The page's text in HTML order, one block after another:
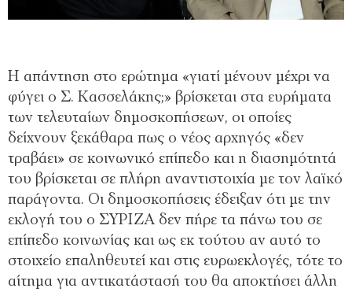
Η απάντηση στο ερώτημα «γιατί μένουν μέχρι να
φύγει ο Σ. Κασσελάκης;» βρίσκεται στα ευρήματα
των τελευταίων δημοσκοπήσεων, οι οποίες
δείχνουν ξεκάθαρα πως ο νέος αρχηγός «δεν
τραβάει» σε κοινωνικό επίπεδο και η διασημότητά
του βρίσκεται σε πλήρη αναντιστοιχία με τον λαϊκό
παράγοντα. Οι δημοσκοπήσεις έδειξαν ότι με την
εκλογή του ο ΣΥΡΙΖΑ δεν πήρε τα πάνω του σε
επίπεδο κοινωνίας και ως εκ τούτου αν αυτό το
στοιχείο επαληθευτεί και στις ευρωεκλογές, τότε το
αίτημα για αντικατάστασή του θα αποκτήσει άλλη